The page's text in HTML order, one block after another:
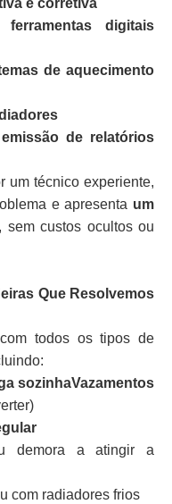
e corretiva
digitais
de aquecimento
de relatórios
um técnico experiente,
e apresenta um
, sem custos ocultos ou
Que Resolvemos
todos os tipos de
sozinhaVazamentos
demora a atingir a
com radiadores frios